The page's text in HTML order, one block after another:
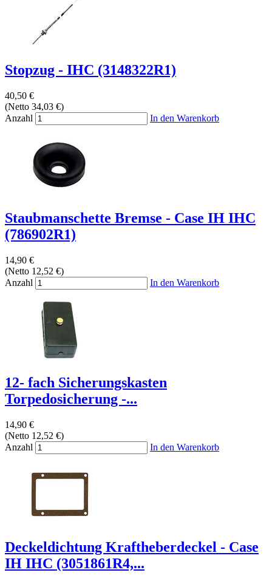
Stopzug - IHC (3148322R1)
40,50 €
(Netto 34,03 €)
Anzahl
In den Warenkorb
Staubmanschette Bremse - Case IH IHC
(786902R1)
14,90 €
(Netto 12,52 €)
Anzahl
In den Warenkorb
12- fach Sicherungskasten
Torpedosicherung -...
14,90 €
(Netto 12,52 €)
Anzahl
In den Warenkorb
Deckeldichtung Kraftheberdeckel - Case
IH IHC (3051861R4,...